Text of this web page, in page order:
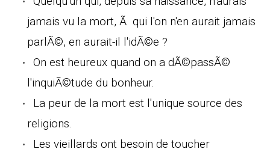
jamais vu la mort, Ã qui l'on n'en aurait jamais
parlÃ©, en aurait-il l'idÃ©e ?
On est heureux quand on a dÃ©passÃ©
l'inquiÃ©tude du bonheur.
La peur de la mort est l'unique source des
religions.
Les vieillards ont besoin de toucher